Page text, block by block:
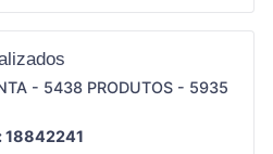
- 5438 PRODUTOS - 5935
18842241